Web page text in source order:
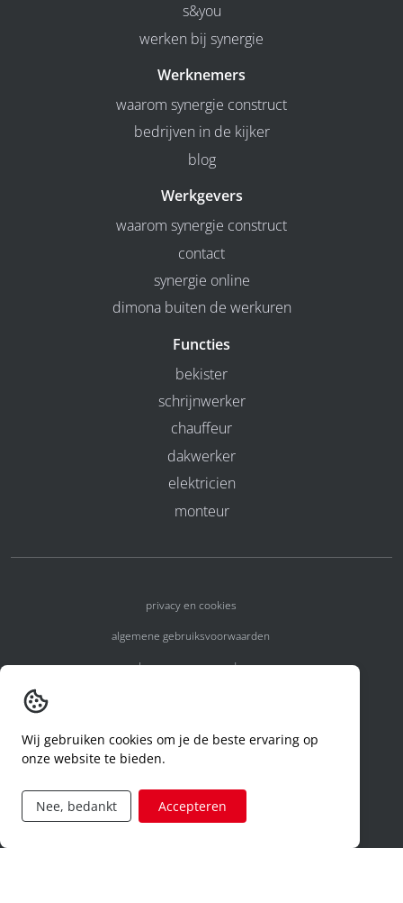
s&you
werken bij synergie
Werknemers
waarom synergie construct
bedrijven in de kijker
blog
Werkgevers
waarom synergie construct
contact
synergie online
dimona buiten de werkuren
Functies
bekister
schrijnwerker
chauffeur
dakwerker
elektricien
monteur
privacy en cookies
algemene gebruiksvoorwaarden
algemene voorwaarden
code of conduct
aanvraag rechten ivm privacy
Wij gebruiken cookies om je de beste ervaring op
onze website te bieden.
Nee, bedankt Accepteren